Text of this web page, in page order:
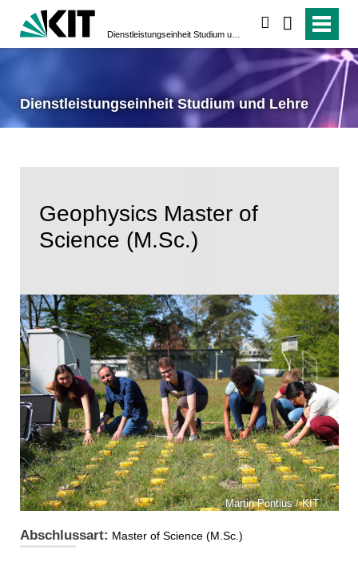
Dienstleistungseinheit Studium und Lehre
Geophysics Master of
Science (M.Sc.)
Martin Pontius / KIT
Abschlussart: Master of Science (M.Sc.)